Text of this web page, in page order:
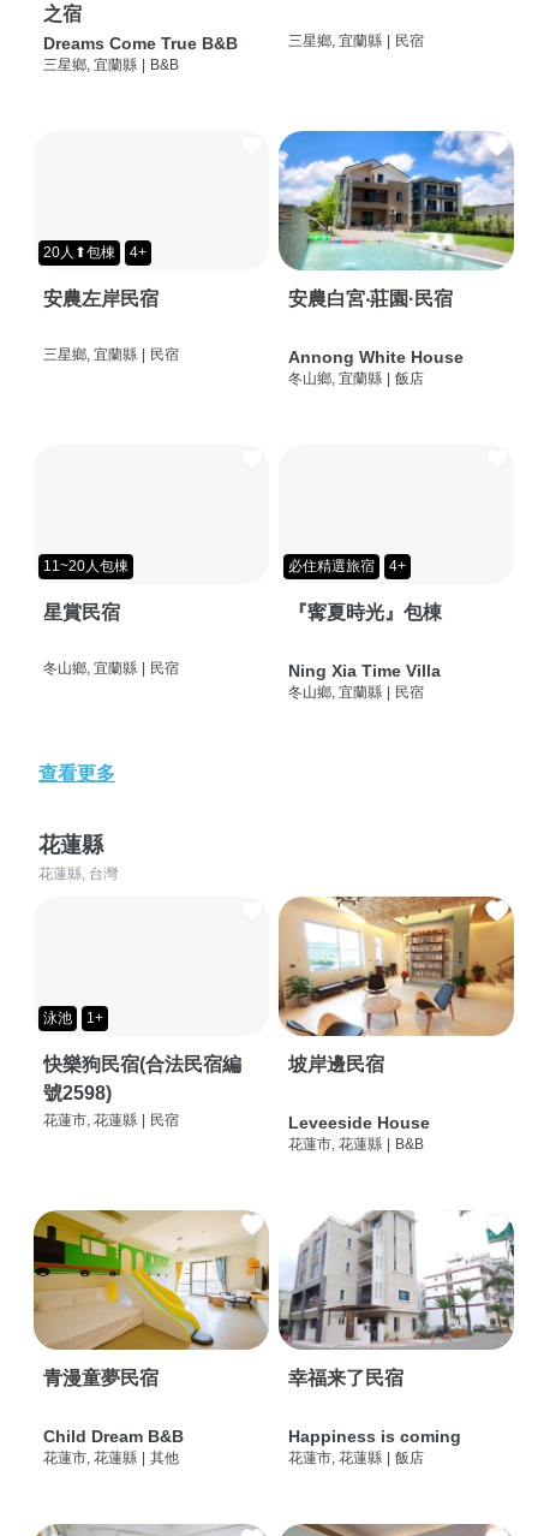
之宿
Dreams Come True B&B
三星鄉, 宜蘭縣 | B&B
三星鄉, 宜蘭縣 | 民宿
20人⬆包棟 4+
安農左岸民宿
三星鄉, 宜蘭縣 | 民宿
安農白宮‧莊園·民宿
Annong White House
冬山鄉, 宜蘭縣 | 飯店
11~20人包棟
星賞民宿
冬山鄉, 宜蘭縣 民宿
必住精選旅宿 4+
『寗夏時光』包棟
Ning Xia Time Villa
冬山鄉, 宜蘭縣 民宿
查看更多
花蓮縣
花蓮縣, 台灣
泳池 1+
快樂狗民宿(合法民宿編
號2598)
花蓮市, 花蓮縣 民宿
坡岸邊民宿
Leveeside House
花蓮市, 花蓮縣 B&B
青漫童夢民宿
Child Dream B&B
花蓮市, 花蓮縣 其他
幸福来了民宿
Happiness is coming
花蓮市, 花蓮縣 飯店